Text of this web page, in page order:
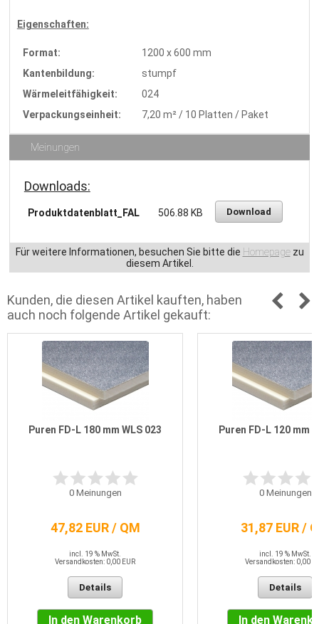
Eigenschaften:
Format:
1200 x 600 mm
Kantenbildung:
stumpf
Wärmeleitfähigkeit:
024
Verpackungseinheit:
7,20 m² / 10 Platten / Paket
Meinungen
Downloads:
Produktdatenblatt_FAL 506.88 KB Download
Für weitere Informationen, besuchen Sie bitte die Homepagezu
diesem Artikel.
Kunden, die diesen Artikel kauften, haben
auch noch folgende Artikel gekauft:
Puren FD-L 180 mm WLS 023
0Meinungen
47,82 EUR / QM
incl. 19 % MwSt.
Versandkosten: 0,00 EUR
Details
In den Warenkorb
Puren FD-L 120 mm
0Meinungen
31,87 EUR /
incl. 19 % MwSt.
Versandkosten: 0,00
Details
In den